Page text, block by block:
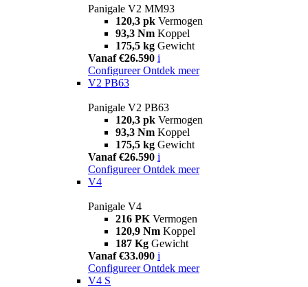
Panigale V2 MM93
120,3 pk Vermogen
93,3 Nm Koppel
175,5 kg Gewicht
Vanaf €26.590 i
Configureer Ontdek meer
V2 PB63
Panigale V2 PB63
120,3 pk Vermogen
93,3 Nm Koppel
175,5 kg Gewicht
Vanaf €26.590 i
Configureer Ontdek meer
V4
Panigale V4
216 PK Vermogen
120,9 Nm Koppel
187 Kg Gewicht
Vanaf €33.090 i
Configureer Ontdek meer
V4 S